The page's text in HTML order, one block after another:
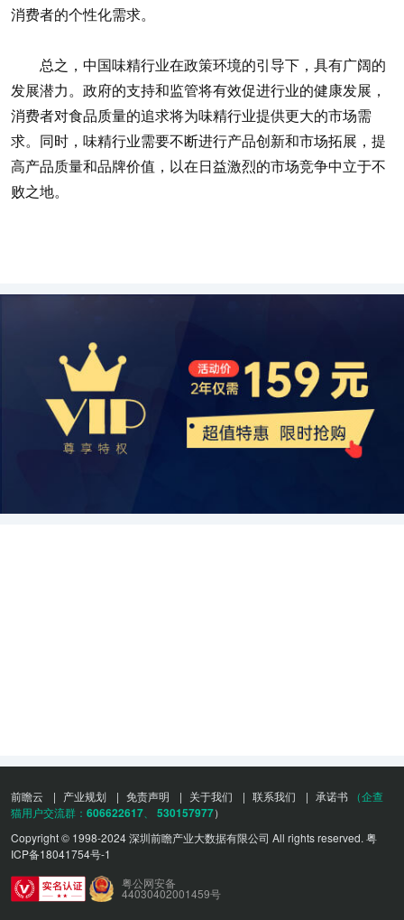
消费者的个性化需求。
总之，中国味精行业在政策环境的引导下，具有广阔的
发展潜力。政府的支持和监管将有效促进行业的健康发展，
消费者对食品质量的追求将为味精行业提供更大的市场需
求。同时，味精行业需要不断进行产品创新和市场拓展，提
高产品质量和品牌价值，以在日益激烈的市场竞争中立于不
败之地。
前瞻云 | 产业规划 | 免责声明 | 关于我们 | 联系我们 | 承诺书 （企查
猫用户交流群： 606622617 530157977）
Copyright © 1998-2024 深圳前瞻产业大数据有限公司 All rights reserved. 粤
ICP备18041754号-1
粤公网安备
44030402001459号